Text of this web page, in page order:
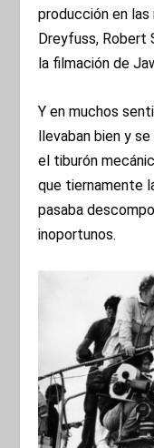
producción en
Dreyfuss, Robert
la filmación de
Y en muchos
llevaban bien y
el tiburón
que tiernamente
pasaba
inoportunos.